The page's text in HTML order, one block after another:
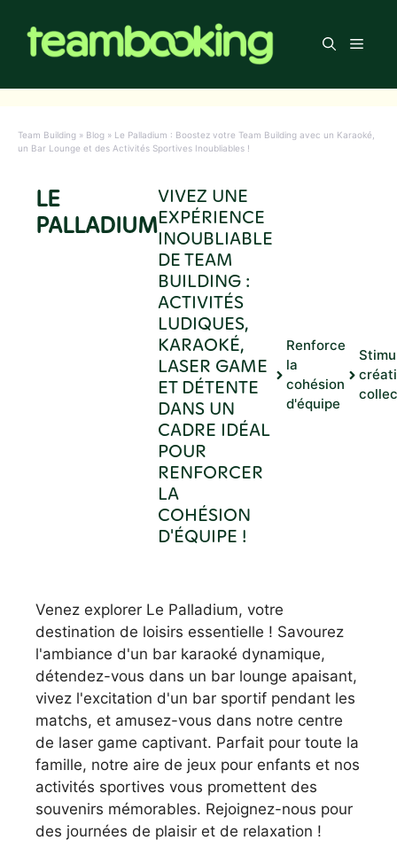
contenu
Menu
Team Building » Blog » Le Palladium : Boostez votre Team Building avec un Karaoké,
un Bar Lounge et des Activités Sportives Inoubliables !
LE
PALLADIUM
VIVEZ UNE
EXPÉRIENCE
INOUBLIABLE
DE TEAM
BUILDING :
ACTIVITÉS
LUDIQUES,
KARAOKÉ,
LASER GAME
ET DÉTENTE
DANS UN
CADRE IDÉAL
POUR
RENFORCER
LA
COHÉSION
D'ÉQUIPE !
Renforce
la
cohésion
d'équipe
Venez explorer Le Palladium, votre
destination de loisirs essentielle ! Savourez
l'ambiance d'un bar karaoké dynamique,
détendez-vous dans un bar lounge apaisant,
vivez l'excitation d'un bar sportif pendant les
matchs, et amusez-vous dans notre centre
de laser game captivant. Parfait pour toute la
famille, notre aire de jeux pour enfants et nos
activités sportives vous promettent des
souvenirs mémorables. Rejoignez-nous pour
des journées de plaisir et de relaxation !